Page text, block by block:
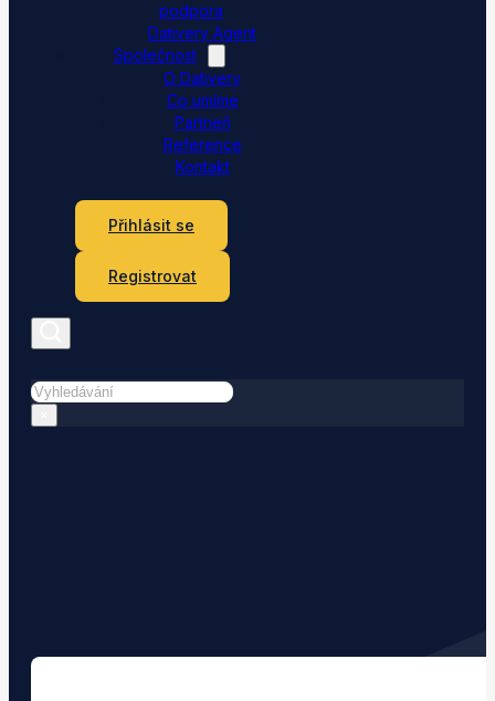
podpora
Dativery Agent
Společnost
O Dativery
Co umíme
Partneři
Reference
Kontakt
Přihlásit se
Registrovat
Hledat